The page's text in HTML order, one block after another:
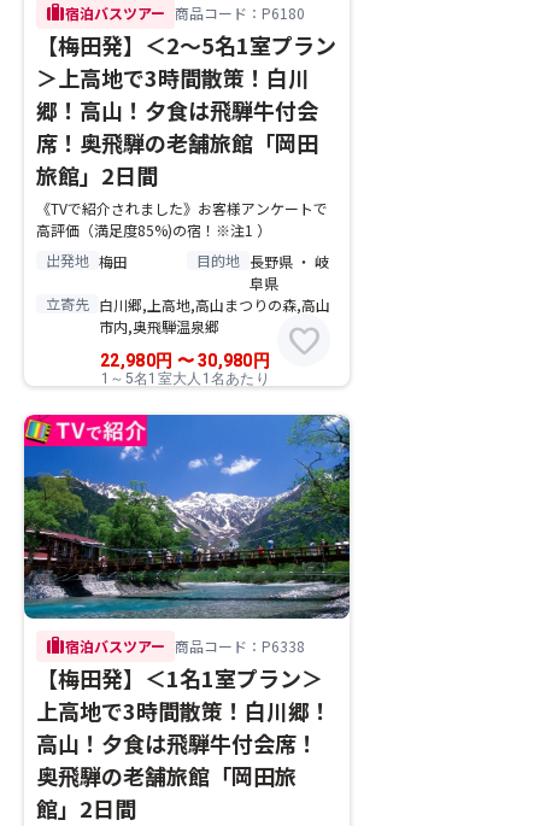
trip宿泊バスツアー 商品コード：P6180
【梅田発】＜2～5名1室プラン
＞上高地で3時間散策！白川
郷！高山！夕食は飛騨牛付会
席！奥飛騨の老舗旅館「岡田
旅館」2日間
《TVで紹介されました》お客様アンケートで
高評価（満足度85%)の宿！※注1 ）
出発地 梅田 目的地 長野県 ・ 岐
阜県
立寄先 白川郷,上高地,高山まつりの森,高山
市内,奥飛騨温泉郷
22,980円 〜30,980 円
1～5名1室大人1名あたり
favorite
trip宿泊バスツアー 商品コード：P6338
【梅田発】＜1名1室プラン＞
上高地で3時間散策！白川郷！
高山！夕食は飛騨牛付会席！
奥飛騨の老舗旅館「岡田旅
館」2日間